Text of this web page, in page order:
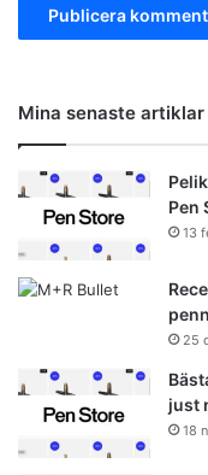
Mina senaste artiklar
Pen
13
25
just
18